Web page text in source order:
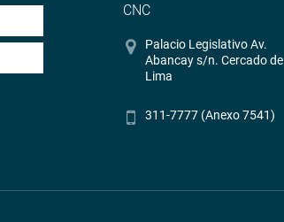
CNC
Palacio Legislativo Av.
Abancay s/n. Cercado de
Lima
311-7777 (Anexo 7541)